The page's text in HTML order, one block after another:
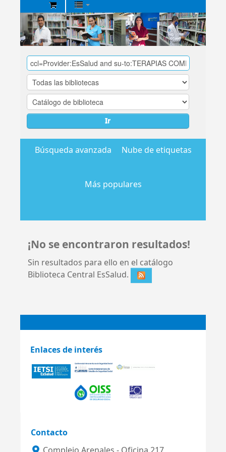
Biblioteca
Central
EsSalud
Ir
Búsqueda avanzada Nube de etiquetas
Más populares
¡No se encontraron resultados!
Sin resultados para ello en el catálogo
Biblioteca Central EsSalud.
Enlaces de interés
Contacto